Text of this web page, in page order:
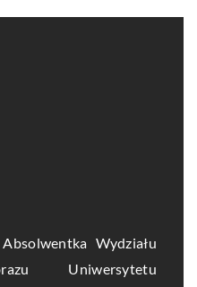
Wydziału
Uniwersytetu